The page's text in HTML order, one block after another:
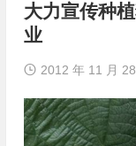
大力宣传种
业
2012 年 11 月 28